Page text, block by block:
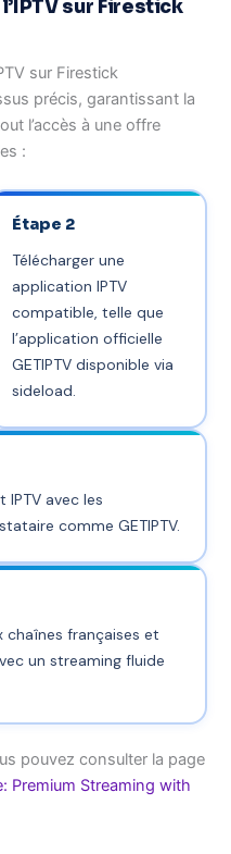
sur Firestick
sur Firestick
précis, garantissant la
l’accès à une offre
:
Étape 2
Télécharger une
application IPTV
compatible, telle que
l’application officielle
GETIPTV disponible via
sideload.
avec les
comme GETIPTV.
chaînes françaises et
un streaming fluide
pouvez consulter la page
Premium Streaming with